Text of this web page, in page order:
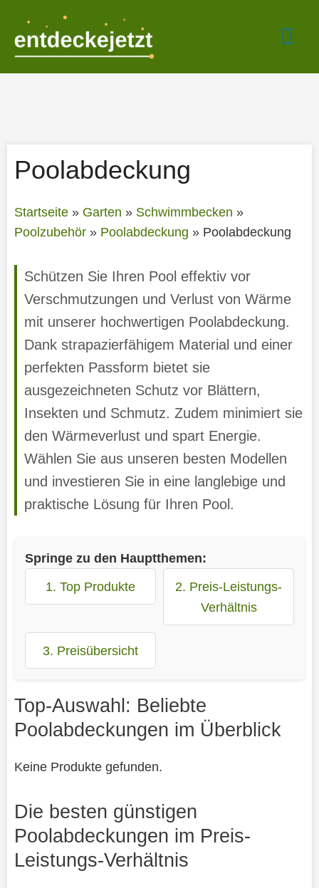
springen
Poolabdeckung
Startseite» Garten » Schwimmbecken »
Poolzubehör» Poolabdeckung » Poolabdeckung
Schützen Sie Ihren Pool effektiv vor
Verschmutzungen und Verlust von Wärme
mit unserer hochwertigen Poolabdeckung.
Dank strapazierfähigem Material und einer
perfekten Passform bietet sie
ausgezeichneten Schutz vor Blättern,
Insekten und Schmutz. Zudem minimiert sie
den Wärmeverlust und spart Energie.
Wählen Sie aus unseren besten Modellen
und investieren Sie in eine langlebige und
praktische Lösung für Ihren Pool.
Springe zu den Hauptthemen:
1. Top Produkte
2. Preis-Leistungs-
Verhältnis
3. Preisübersicht
Top-Auswahl: Beliebte
Poolabdeckungen im Überblick
Keine Produkte gefunden.
Die besten günstigen
Poolabdeckungen im Preis-
Leistungs-Verhältnis